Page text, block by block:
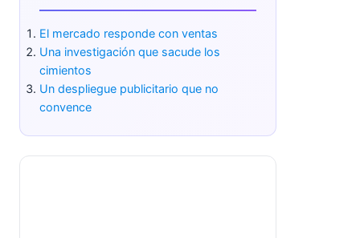
El mercado responde con ventas
Una investigación que sacude los
cimientos
Un despliegue publicitario que no